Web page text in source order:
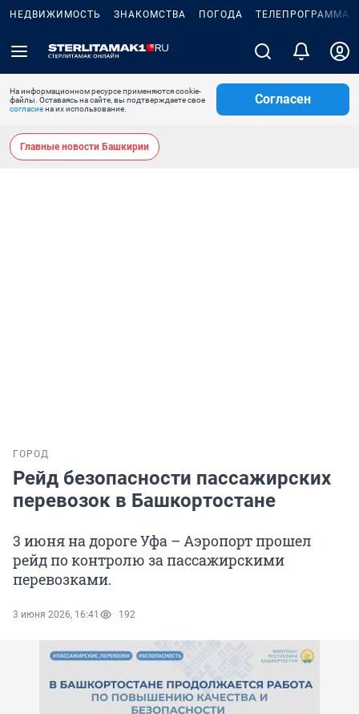
НЕДВИЖИМОСТЬ ЗНАКОМСТВА ПОГОДА ТЕЛЕПРОГРАММА
На информационном ресурсе применяются cookie-
файлы. Оставаясь на сайте, вы подтверждаете свое
согласиена их использование.
Согласен
Главные новости Башкирии
ГОРОД
Рейд безопасности пассажирских
перевозок в Башкортостане
3 июня на дороге Уфа – Аэропорт прошел
рейд по контролю за пассажирскими
перевозками.
3 июня 2026, 16:41 192